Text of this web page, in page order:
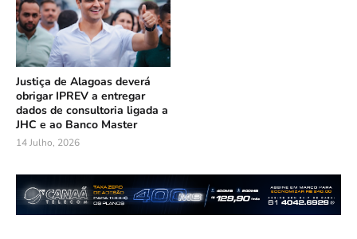
Justiça de Alagoas deverá
obrigar IPREV a entregar
dados de consultoria ligada a
JHC e ao Banco Master
14 Julho, 2026